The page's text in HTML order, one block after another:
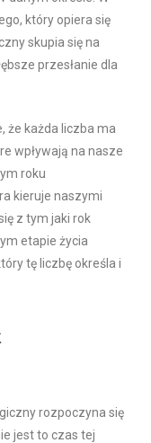
który opiera się
skupia się na
przesłanie dla
że każda liczba ma
wpływają na nasze
roku
kieruje naszymi
z tym jaki rok
etapie życia
tę liczbę określa i
rozpoczyna się
jest to czas tej